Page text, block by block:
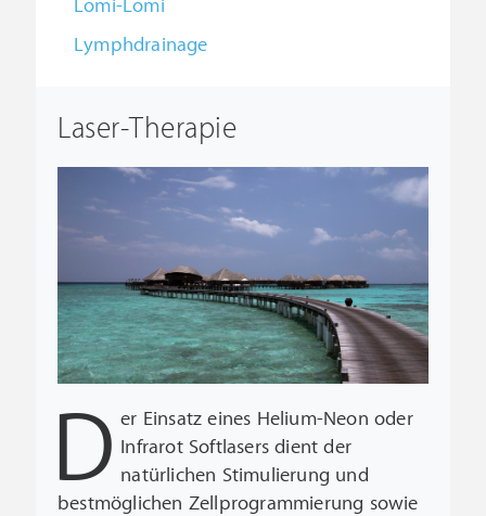
Lomi-Lomi
Lymphdrainage
Laser-Therapie
D er Einsatz eines Helium-Neon oder
Infrarot Softlasers dient der
natürlichen Stimulierung und
bestmöglichen Zellprogrammierung sowie